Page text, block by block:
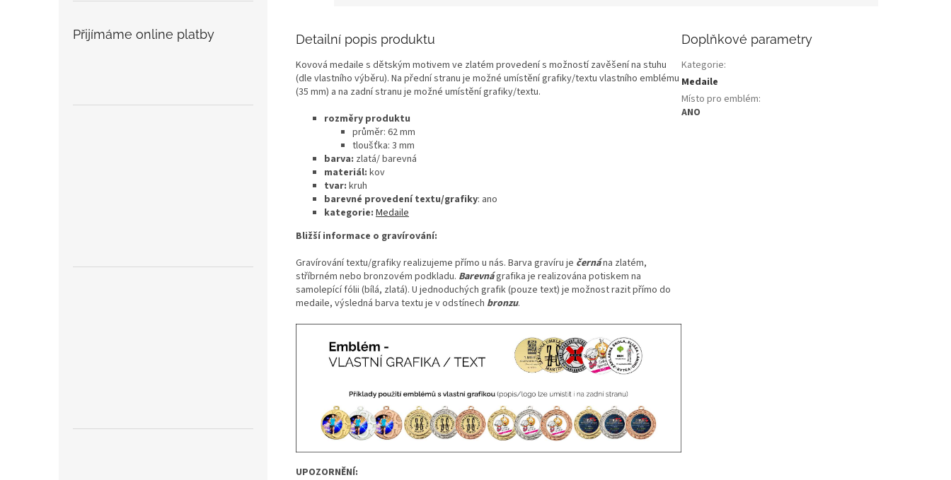
Přijímáme online platby Detailní popis produktu
Kovová medaile s dětským motivem ve zlatém provedení s možností zavěšení na stuhu
(dle vlastního výběru). Na přední stranu je možné umístění grafiky/textu vlastního emblému
(35 mm) a na zadní stranu je možné umístění grafiky/textu.
rozměry produktu
průměr: 62 mm
tloušťka: 3 mm
barva: zlatá/ barevná
materiál: kov
tvar: kruh
barevné provedení textu/grafiky: ano
kategorie: Medaile
Bližší informace o gravírování:
Gravírování textu/grafiky realizujeme přímo u nás. Barva gravíru je černána zlatém,
stříbrném nebo bronzovém podkladu. Barevnágrafika je realizována potiskem na
samolepící fólii (bílá, zlatá). U jednoduchých grafik (pouze text) je možnost razit přímo do
medaile, výsledná barva textu je v odstínech bronzu.
UPOZORNĚNÍ:
Doplňkové parametry
Kategorie:
Medaile
Místo pro emblém:
ANO